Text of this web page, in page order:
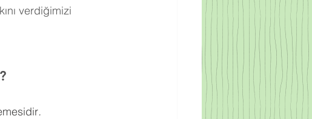
verdiğimizi
.